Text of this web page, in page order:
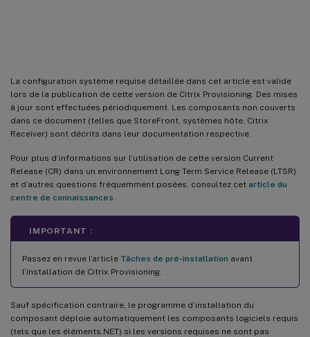
La configuration système requise détaillée dans cet article est valide
lors de la publication de cette version de Citrix Provisioning. Des mises
à jour sont effectuées périodiquement. Les composants non couverts
dans ce document (telles que StoreFront, systèmes hôte, Citrix
Receiver) sont décrits dans leur documentation respective.
Pour plus d’informations sur l’utilisation de cette version Current
Release (CR) dans un environnement Long Term Service Release (LTSR)
et d’autres questions fréquemment posées, consultez cet article du
centre de connaissances
IMPORTANT :
Passez en revue l’article Tâches de pré-installation avant
l’installation de Citrix Provisioning.
Sauf spécification contraire, le programme d’installation du
composant déploie automatiquement les composants logiciels requis
(tels que les éléments.NET) si les versions requises ne sont pas